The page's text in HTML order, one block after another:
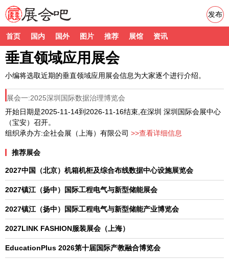
首页 国内 国外 图片 推荐 展馆 资讯
发布
垂直领域应用展会
小编将选取近期的垂直领域应用展会信息为大家逐个进行介绍。
展会一:2025深圳国际数据治理博览会
开始日期是2025-11-14到2026-11-16结束,在深圳 深圳国际会展中心
（宝安）召开。
组织承办方:企社会展（上海）有限公司 >>查看详细信息
推荐展会
2027中国（北京）机箱机柜及综合布线数据中心设施展览会
2027镇江（扬中）国际工程电气与新型储能展会
2027镇江（扬中）国际工程电气与新型储能产业博览会
2027LINK FASHION服装展会（上海）
EducationPlus 2026第十届国际产教融合博览会